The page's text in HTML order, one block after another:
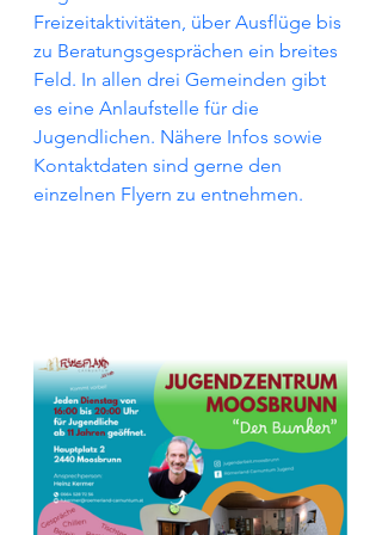
Freizeitaktivitäten, über Ausflüge bis
zu Beratungsgesprächen ein breites
Feld. In allen drei Gemeinden gibt
es eine Anlaufstelle für die
Jugendlichen. Nähere Infos sowie
Kontaktdaten sind gerne den
einzelnen Flyern zu entnehmen.